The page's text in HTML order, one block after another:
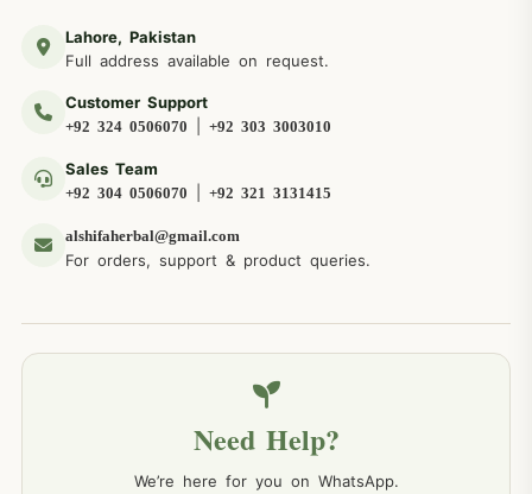
Lahore, Pakistan
Full address available on request.
Customer Support
+92 324 0506070 +92 303 3003010
Sales Team
+92 304 0506070 +92 321 3131415
alshifaherbal@gmail.com
For orders, support & product queries.
Need Help?
We’re here for you on WhatsApp.